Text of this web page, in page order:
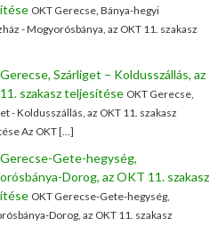
OKT Gerecse, Bánya-hegyi
- Mogyorósbánya, az OKT 11. szakasz
Szárliget – Koldusszállás, az
szakasz teljesítése OKT Gerecse,
- Koldusszállás, az OKT 11. szakasz
Az OKT […]
Gete-hegység,
Dorog, az OKT 11. szakasz
OKT Gerecse-Gete-hegység,
Dorog, az OKT 11. szakasz